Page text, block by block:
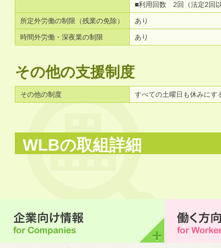
■利用回数 2回（法定2回
所定外労働の制限（残業の免除） あり
時間外労働・深夜業の制限 あり
その他の支援制度
その他の制度 すべての土曜日も休みにす
WLBの取組詳細